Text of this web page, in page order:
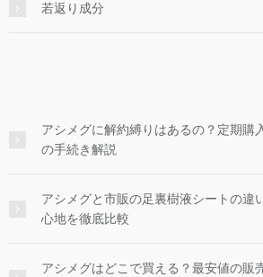
若返り成分
アシメグに解約縛りはあるの？定期購
の手続き解説
アシメグと市販の足裏樹液シートの違
心地を徹底比較
アシメグはどこで買える？最安値の販